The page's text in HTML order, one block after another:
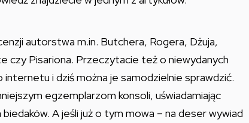
autorstwa m.in. Butchera, Rogera, Dżuja,
czy Pisariona. Przeczytacie też o niewydanych
i dziś można je samodzielnie sprawdzić.
egzemplarzom konsoli, uświadamiając
A jeśli już o tym mowa – na deser wywiad